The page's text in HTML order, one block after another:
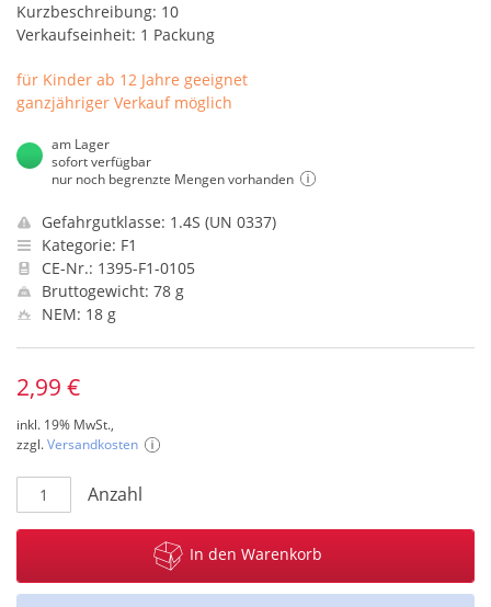
Kurzbeschreibung: 10
Verkaufseinheit: 1 Packung
für Kinder ab 12 Jahre geeignet
ganzjähriger Verkauf möglich
am Lager
sofort verfügbar
nur noch begrenzte Mengen vorhanden
Gefahrgutklasse: 1.4S (UN 0337)
Kategorie: F1
CE-Nr.: 1395-F1-0105
Bruttogewicht: 78 g
NEM: 18 g
2,99 €
inkl. 19% MwSt.,
zzgl.Versandkosten
Anzahl
In den Warenkorb